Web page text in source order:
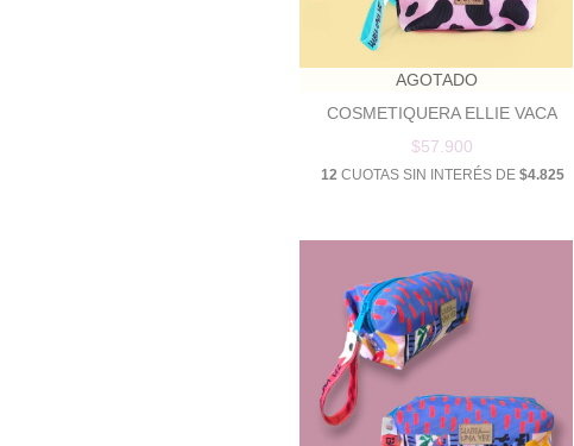
AGOTADO
COSMETIQUERA ELLIE VACA
$57.900
12CUOTAS SIN INTERÉS DE $4.825